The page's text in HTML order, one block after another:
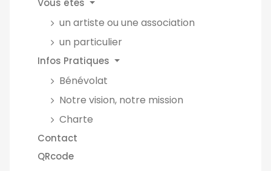
Vous êtes
un artiste ou une association
un particulier
Infos Pratiques
Bénévolat
Notre vision, notre mission
Charte
Contact
QRcode